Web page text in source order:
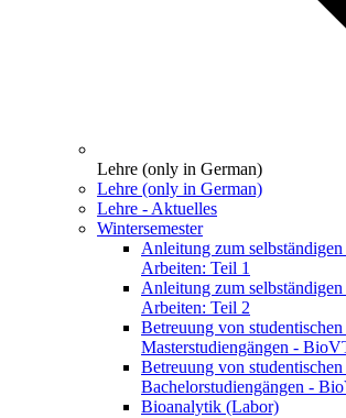
Lehre (only in German)
Lehre (only in German)
Lehre - Aktuelles
Wintersemester
Anleitung zum
Arbeiten: Teil 1
Anleitung zum
Arbeiten: Teil 2
Betreuung von
Masterstudiengängen -
Betreuung von
Bachelorstudiengängen -
Bioanalytik (Labor)